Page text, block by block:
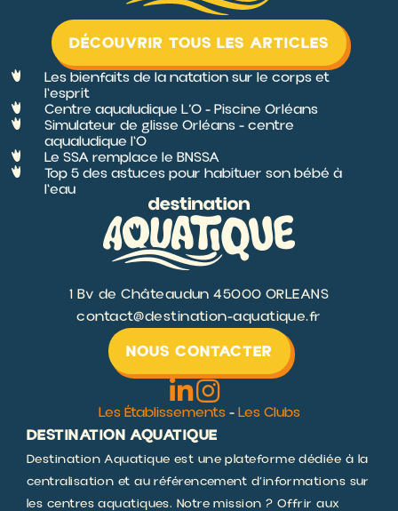
DÉCOUVRIR TOUS LES ARTICLES
Les bienfaits de la natation sur le corps et
l'esprit
Centre aqualudique L’O - Piscine Orléans
Simulateur de glisse Orléans - centre
aqualudique l'O
Le SSA remplace le BNSSA
Top 5 des astuces pour habituer son bébé à
l'eau
1 Bv de Châteaudun 45000 ORLEANS
contact@destination-aquatique.fr
NOUS CONTACTER
Les Établissements- Les Clubs
DESTINATION AQUATIQUE
Destination Aquatique est une plateforme dédiée à la
centralisation et au référencement d’informations sur
les centres aquatiques. Notre mission ? Offrir aux